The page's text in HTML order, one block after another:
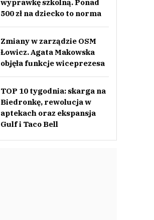
wyprawkę szkolną. Ponad
500 zł na dziecko to norma
Zmiany w zarządzie OSM
Łowicz. Agata Makowska
objęła funkcje wiceprezesa
TOP 10 tygodnia: skarga na
Biedronkę, rewolucja w
aptekach oraz ekspansja
Gulf i Taco Bell